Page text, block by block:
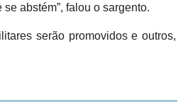
abstém”, falou o sargento.
serão promovidos e outros,